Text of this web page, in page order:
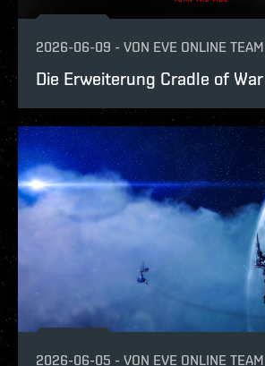
2026-06-09 - VON EVE ONLINE TEAM
Die Erweiterung Cradle of
2026-06-05 - VON EVE ONLINE TEAM